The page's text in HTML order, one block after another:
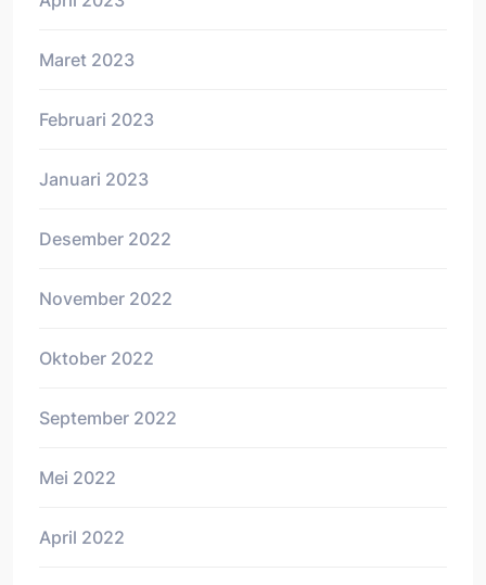
Maret 2023
Februari 2023
Januari 2023
Desember 2022
November 2022
Oktober 2022
September 2022
Mei 2022
April 2022